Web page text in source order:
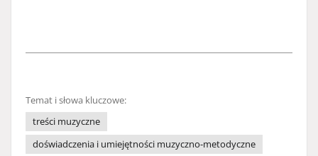
Temat i słowa kluczowe:
treści muzyczne
doświadczenia i umiejętności muzyczno-metodyczne